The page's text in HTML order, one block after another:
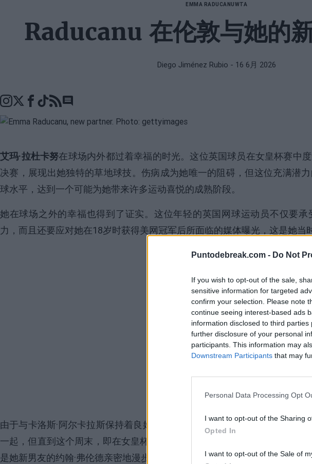
Puntodebreak.com - Do Not
If you wish to opt-out of the sale,
sensitive information for targeted
confirm your selection. Please note
continue seeing interest-based ads
information disclosed to third
further disclosure of your personal
participants. This information may
Downstream Participants that may
Personal Data Processing Opt
I want to opt-out of the Sharing
Opted In
I want to opt-out of the Sale of
EMMA RADUCANUWTA
Raducanu 在伦敦与她的
Diego Jiménez Rubio - 16 6月 2026
Go to comments seciton
艾玛·拉杜卡努在球场内外都过着幸福的时光。这位英国球员在女皇杯赛中
决赛，展现出她独特的草地球技。伤病成为她唯一的阻碍，但这位充满潜
球水平，达到一个可能为她带来许多运动喜悦的成熟阶段。
她在球场之外的幸福也得到了证实。这位年轻的英国网球运动员不仅要
力，而且还要应对她在18岁时获得美网冠军后所面临的媒体曝光，这是她当
由于与卡洛斯·阿尔卡拉斯保持着良好关系并曾经在去年纽约一起参加混合
一起，但直到这个周末，即在女皇杯决赛被Vekic打败后仅数小时，她被看
是她新男友的约翰·弗伦德亲密地漫步。他是32岁的公关专业人士，根据《太